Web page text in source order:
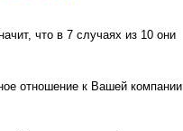
что в 7 случаях из 10 они
отношение к Вашей компании